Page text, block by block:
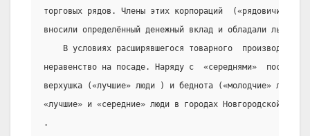
торговых рядов. Члены этих корпораций  («рядовичи»)
вносили определённый денежный вклад и обладали
В условиях расширявшегося товарного  производства
неравенство на посаде. Наряду с  «середнями»
верхушка («лучшие» люди ) и беднота («молодчие»
«лучшие» и «середние» люди в городах Новгородской
.